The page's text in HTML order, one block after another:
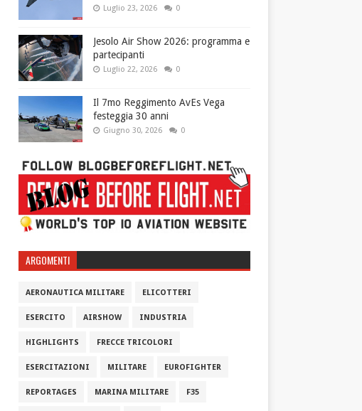
Luglio 23, 2026 0
Jesolo Air Show 2026: programma e
partecipanti
Luglio 22, 2026 0
Il 7mo Reggimento AvEs Vega
festeggia 30 anni
Giugno 30, 2026 0
ARGOMENTI
AERONAUTICA MILITARE ELICOTTERI
ESERCITO AIRSHOW INDUSTRIA
HIGHLIGHTS FRECCE TRICOLORI
ESERCITAZIONI MILITARE EUROFIGHTER
REPORTAGES MARINA MILITARE F35